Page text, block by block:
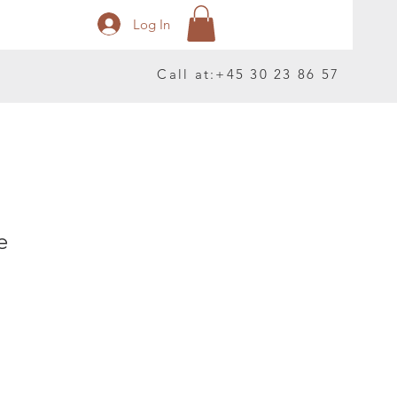
Log In
Call at: +45 30 23 86 57